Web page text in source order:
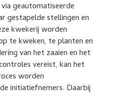
geautomatiseerde
gestapelde stellingen en
kwekerij worden
te kweken, te planten en
van het zaaien en het
vereist, kan het
worden
initiatiefnemers. Daarbij